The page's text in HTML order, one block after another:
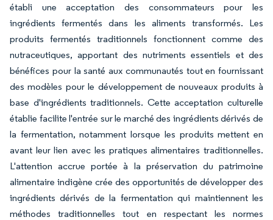
établi une acceptation des consommateurs pour les
ingrédients fermentés dans les aliments transformés. Les
produits fermentés traditionnels fonctionnent comme des
nutraceutiques, apportant des nutriments essentiels et des
bénéfices pour la santé aux communautés tout en fournissant
des modèles pour le développement de nouveaux produits à
base d'ingrédients traditionnels. Cette acceptation culturelle
établie facilite l'entrée sur le marché des ingrédients dérivés de
la fermentation, notamment lorsque les produits mettent en
avant leur lien avec les pratiques alimentaires traditionnelles.
L'attention accrue portée à la préservation du patrimoine
alimentaire indigène crée des opportunités de développer des
ingrédients dérivés de la fermentation qui maintiennent les
méthodes traditionnelles tout en respectant les normes